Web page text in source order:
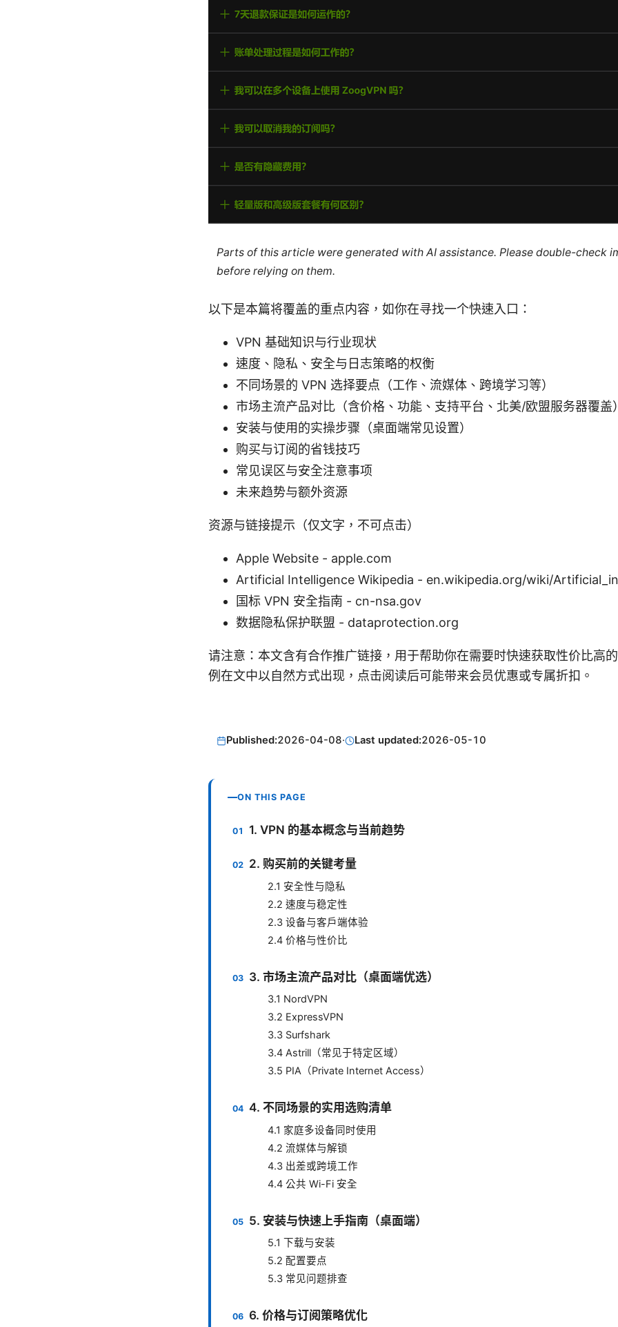
Parts of this article were generated with AI assistance. Please double-check
before relying on them.
以下是本篇将覆盖的重点内容，如你在寻找一个快速入口：
VPN 基础知识与行业现状
速度、隐私、安全与日志策略的权衡
不同场景的 VPN 选择要点（工作、流媒体、跨境学习等）
市场主流产品对比（含价格、功能、支持平台、北美/欧盟服务器覆盖）
安装与使用的实操步骤（桌面端常见设置）
购买与订阅的省钱技巧
常见误区与安全注意事项
未来趋势与额外资源
资源与链接提示（仅文字，不可点击）
Apple Website - apple.com
Artificial Intelligence Wikipedia - en.wikipedia.org/wiki/
国标 VPN 安全指南 - cn-nsa.gov
数据隐私保护联盟 - dataprotection.org
请注意：本文含有合作推广链接，用于帮助你在需要时快速获取性价比高
例在文中以自然方式出现，点击阅读后可能带来会员优惠或专属折扣。
Published:2026-04-08· Last updated:2026-05-10
ON THIS PAGE
1. VPN 的基本概念与当前趋势
2. 购买前的关键考量
2.1 安全性与隐私
2.2 速度与稳定性
2.3 设备与客户端体验
2.4 价格与性价比
3. 市场主流产品对比（桌面端优选）
3.1 NordVPN
3.2 ExpressVPN
3.3 Surfshark
3.4 Astrill（常见于特定区域）
3.5 PIA（Private Internet Access）
4. 不同场景的实用选购清单
4.1 家庭多设备同时使用
4.2 流媒体与解锁
4.3 出差或跨境工作
4.4 公共 Wi-Fi 安全
5. 安装与快速上手指南（桌面端）
5.1 下载与安装
5.2 配置要点
5.3 常见问题排查
6. 价格与订阅策略优化